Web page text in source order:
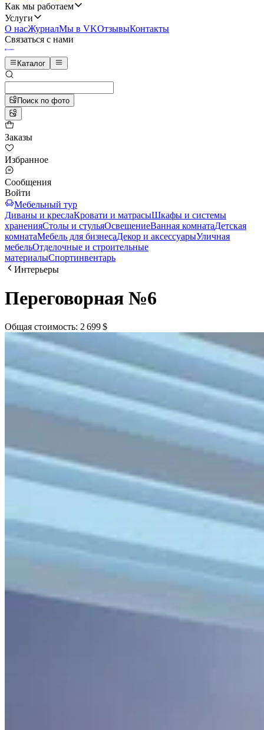
Как мы работаем
Услуги
О насЖурналМы в VKОтзывыКонтакты
Связаться с нами
Каталог
Поиск по фото
Заказы
Избранное
Сообщения
Войти
Мебельный тур
Диваны и креслаКровати и матрасыШкафы и системы
храненияСтолы и стульяОсвещениеВанная комнатаДетская
комнатаМебель для бизнесаДекор и аксессуарыУличная
мебельОтделочные и строительные
материалыСпортинвентарь
Интерьеры
Переговорная №6
Общая стоимость: 2 699 $